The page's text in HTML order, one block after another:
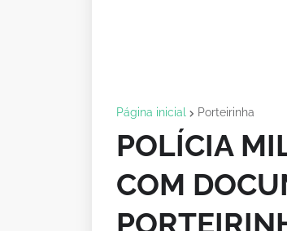
Página inicial Porteirinha
POLÍCIA
COM